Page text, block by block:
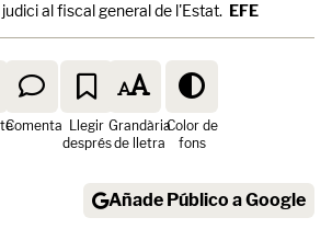
al fiscal general de l'Estat. EFE
Comenta Llegir
després
Grandària
de lletra
Color de
fons
Añade Público a Google